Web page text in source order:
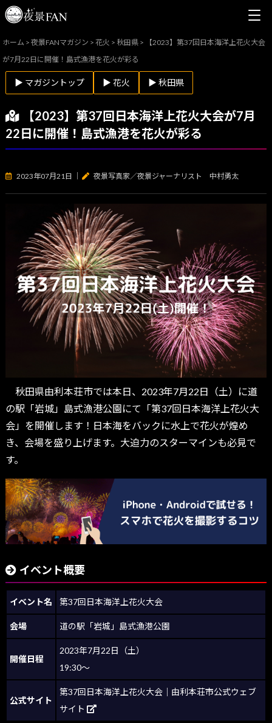
ホーム >夜景FANマガジン >花火 > 秋田県 >
【2023】第37回日本海洋上花火大会
が7月22日に開催！島式漁港を花火が彩る
▶ マガジントップ ▶ 花火 ▶ 秋田県
【2023】第37回日本海洋上花火大会が7月
22日に開催！島式漁港を花火が彩る
2023年07月21日 夜景写真家／夜景ジャーナリスト 中村勇太
秋田県由利本荘市では本日、2023年7月22日（土）に道
の駅「岩城」島式漁港公園にて「第37回日本海洋上花火大
会」を開催します！日本海をバックに水上で花火が煌め
き、会場を盛り上げます。大迫力のスターマインも必見で
す。
イベント概要
イベント名 第37回日本海洋上花火大会
会場 道の駅「岩城」島式漁港公園
開催日程
2023年7月22日（土）
19:30～
公式サイト
第37回日本海洋上花火大会｜由利本荘市公式ウェブ
サイト